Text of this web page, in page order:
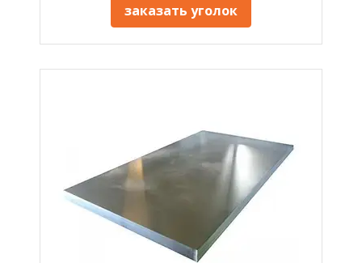
заказать уголок